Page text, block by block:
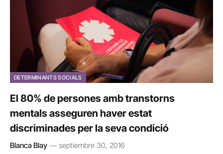
DETERMINANTS SOCIALS
El 80% de persones amb transtorns
mentals asseguren haver estat
discriminades per la seva condició
Blanca Blay septiembre 30, 2016